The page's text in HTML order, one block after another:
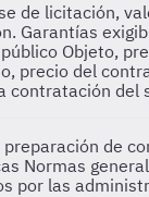
de licitación,
Garantías
Objeto,
precio del
contratación del
de
Normas
por las